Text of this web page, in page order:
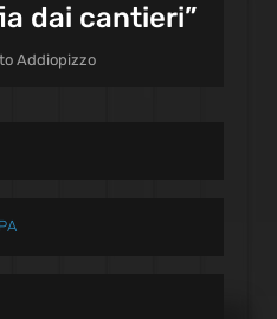
dai cantieri”
Addiopizzo